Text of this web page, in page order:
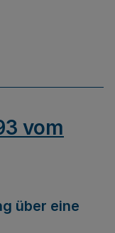
vom
über eine